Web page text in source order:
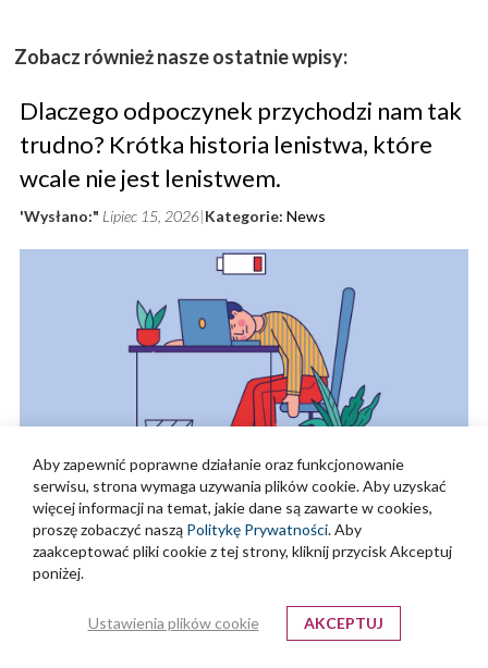
Zobacz również nasze ostatnie wpisy:
Dlaczego odpoczynek przychodzi nam tak
trudno? Krótka historia lenistwa, które
wcale nie jest lenistwem.
'Wysłano:" Lipiec 15, 2026 Kategorie: News
Czy zdarzyło Ci się kiedyś usiąść z herbatą, spojrzeć przez okno i po
dwóch minutach poczuć lekkie ukłucie winy? Że może jednak
warto byłoby odpisać na wiadomość, nastawić pranie, sprawdzić
maila, zrobić listę rzeczy do zrobienia albo chociaż „wykorzystać ten
czas produktywnie”? W teorii wszyscy wiemy, że odpoczynek jest
potrzebny. W praktyce często traktujemy go jak nagrodę, na którą
Aby zapewnić poprawne działanie oraz funkcjonowanie
serwisu, strona wymaga uzywania plików cookie. Aby uzyskać
więcej informacji na temat, jakie dane są zawarte w cookies,
proszę zobaczyć naszą Politykę Prywatności. Aby
zaakceptować pliki cookie z tej strony, kliknij przycisk Akceptuj
poniżej.
Ustawienia plików cookie AKCEPTUJ